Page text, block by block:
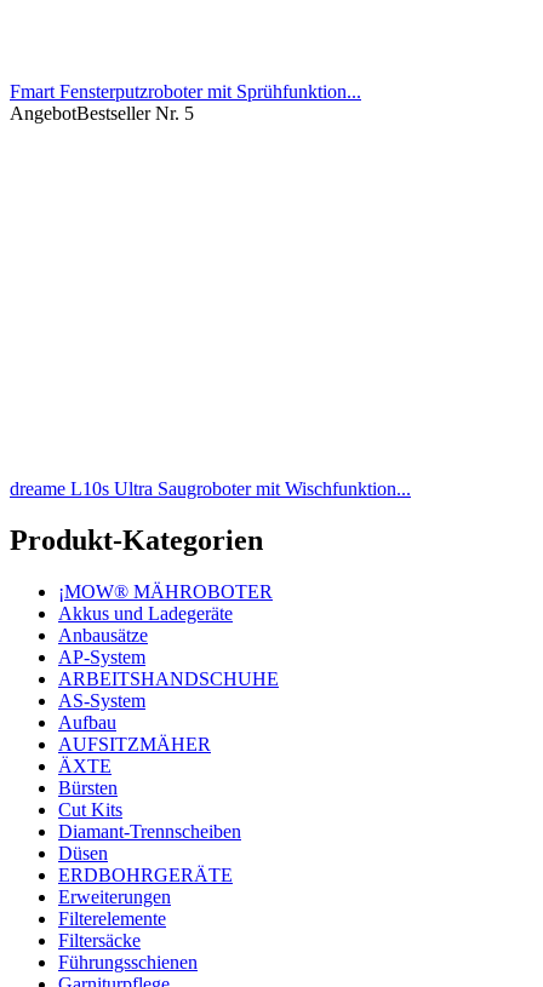
Fmart Fensterputzroboter mit Sprühfunktion...
AngebotBestseller Nr. 5
dreame L10s Ultra Saugroboter mit Wischfunktion...
Produkt-Kategorien
¡MOW® MÄHROBOTER
Akkus und Ladegeräte
Anbausätze
AP-System
ARBEITSHANDSCHUHE
AS-System
Aufbau
AUFSITZMÄHER
ÄXTE
Bürsten
Cut Kits
Diamant-Trennscheiben
Düsen
ERDBOHRGERÄTE
Erweiterungen
Filterelemente
Filtersäcke
Führungsschienen